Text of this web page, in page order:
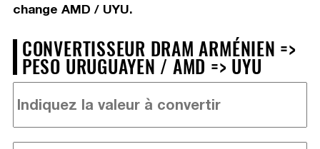
change AMD / UYU.
CONVERTISSEUR DRAM ARMÉNIEN =>
PESO URUGUAYEN / AMD => UYU